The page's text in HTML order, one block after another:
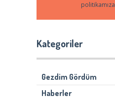
politikamıza
Kategoriler
Gezdim Gördüm
Haberler